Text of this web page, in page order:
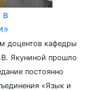
в
доцентов кафедры
Якуниной прошло
постоянно
«Язык и